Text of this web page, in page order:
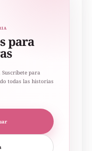
para
para
todas las historias